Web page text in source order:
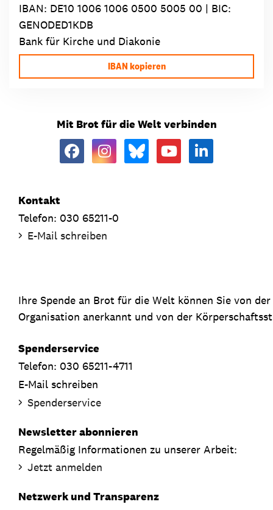
IBAN: DE10 1006 1006 0500 5005 00 | BIC:
GENODED1KDB
Bank für Kirche und Diakonie
IBAN kopieren
Mit Brot für die Welt verbinden
Kontakt
Telefon: 030 65211-0
E-Mail schreiben
Ihre Spende an Brot für die Welt können Sie von
Organisation anerkannt und von der
Spenderservice
Telefon: 030 65211-4711
E-Mail schreiben
Spenderservice
Newsletter abonnieren
Regelmäßig Informationen zu unserer Arbeit:
Jetzt anmelden
Netzwerk und Transparenz